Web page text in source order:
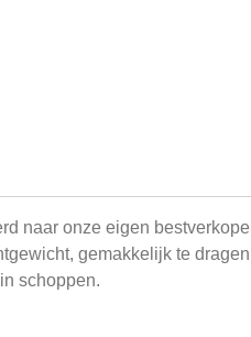
naar onze eigen
gemakkelijk te dragen
schoppen.